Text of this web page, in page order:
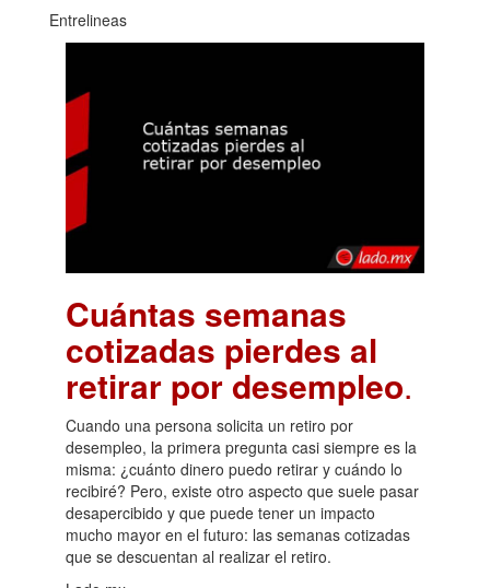
Entrelineas
Cuántas semanas
cotizadas pierdes al
retirar por desempleo.
Cuando una persona solicita un retiro por
desempleo, la primera pregunta casi siempre es la
misma: ¿cuánto dinero puedo retirar y cuándo lo
recibiré? Pero, existe otro aspecto que suele pasar
desapercibido y que puede tener un impacto
mucho mayor en el futuro: las semanas cotizadas
que se descuentan al realizar el retiro.